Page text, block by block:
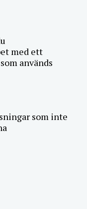
med ett
används
som inte